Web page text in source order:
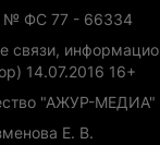
№ ФС 77 - 66334
связи,
14.07.2016 16+
"АЖУР-МЕДИА"
Е. В.